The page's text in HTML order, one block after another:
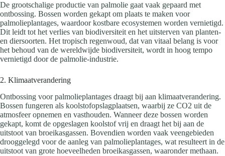
De grootschalige productie van palmolie gaat vaak gepaard met
ontbossing. Bossen worden gekapt om plaats te maken voor
palmolieplantages, waardoor kostbare ecosystemen worden vernietigd.
Dit leidt tot het verlies van biodiversiteit en het uitsterven van planten-
en diersoorten. Het tropisch regenwoud, dat van vitaal belang is voor
het behoud van de wereldwijde biodiversiteit, wordt in hoog tempo
vernietigd door de palmolie-industrie.
2. Klimaatverandering
Ontbossing voor palmolieplantages draagt bij aan klimaatverandering.
Bossen fungeren als koolstofopslagplaatsen, waarbij ze CO2 uit de
atmosfeer opnemen en vasthouden. Wanneer deze bossen worden
gekapt, komt de opgeslagen koolstof vrij en draagt het bij aan de
uitstoot van broeikasgassen. Bovendien worden vaak veengebieden
drooggelegd voor de aanleg van palmolieplantages, wat resulteert in de
uitstoot van grote hoeveelheden broeikasgassen, waaronder methaan.